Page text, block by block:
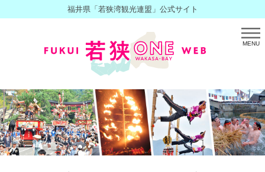
福井県「若狭湾観光連盟」公式サイト
MENU